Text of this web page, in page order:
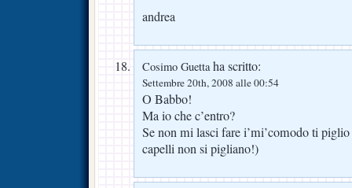
andrea
Cosimo Guettaha scritto:
Settembre 20th, 2008 alle 00:54
O Babbo!
Ma io che c’entro?
Se non mi lasci fare i’mi’comodo ti
capelli non si pigliano!)